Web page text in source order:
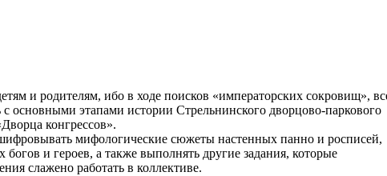
и родителям, ибо в ходе поисков «императорских сокровищ»,
основными этапами истории Стрельнинского дворцово-паркового
конгрессов».
мифологические сюжеты настенных панно и росписей,
и героев, а также выполнять другие задания, которые
слажено работать в коллективе.